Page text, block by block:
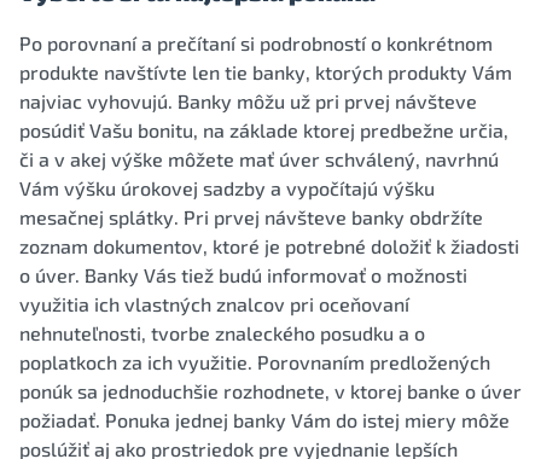
Po porovnaní a prečítaní si podrobností o konkrétnom
produkte navštívte len tie banky, ktorých produkty Vám
najviac vyhovujú. Banky môžu už pri prvej návšteve
posúdiť Vašu bonitu, na základe ktorej predbežne určia,
či a v akej výške môžete mať úver schválený, navrhnú
Vám výšku úrokovej sadzby a vypočítajú výšku
mesačnej splátky. Pri prvej návšteve banky obdržíte
zoznam dokumentov, ktoré je potrebné doložiť k žiadosti
o úver. Banky Vás tiež budú informovať o možnosti
využitia ich vlastných znalcov pri oceňovaní
nehnuteľnosti, tvorbe znaleckého posudku a o
poplatkoch za ich využitie. Porovnaním predložených
ponúk sa jednoduchšie rozhodnete, v ktorej banke o úver
požiadať. Ponuka jednej banky Vám do istej miery môže
poslúžiť aj ako prostriedok pre vyjednanie lepších